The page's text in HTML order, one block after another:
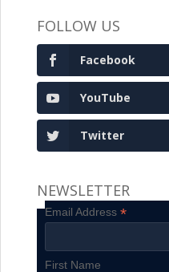
FOLLOW US
Facebook
YouTube
Twitter
NEWSLETTER
Email Address*
First Name